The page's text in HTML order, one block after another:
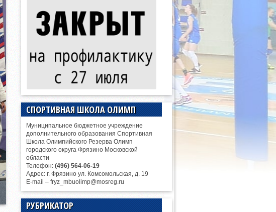
СПОРТИВНАЯ ШКОЛА ОЛИМП
Муниципальное бюджетное учреждение
дополнительного образования Спортивная
Школа Олимпийского Резерва Олимп
городского округа Фрязино Московской
области
Телефон: (496) 564-06-19
Адрес: г. Фрязино ул. Комсомольская, д. 19
E-mail – fryz_mbuolimp@mosreg.ru
РУБРИКАТОР